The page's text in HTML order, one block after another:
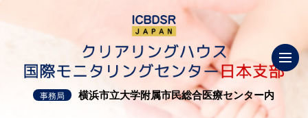
事務局 横浜市立大学附属市民総合医療センター内
沿革と業務紹介
先天異常